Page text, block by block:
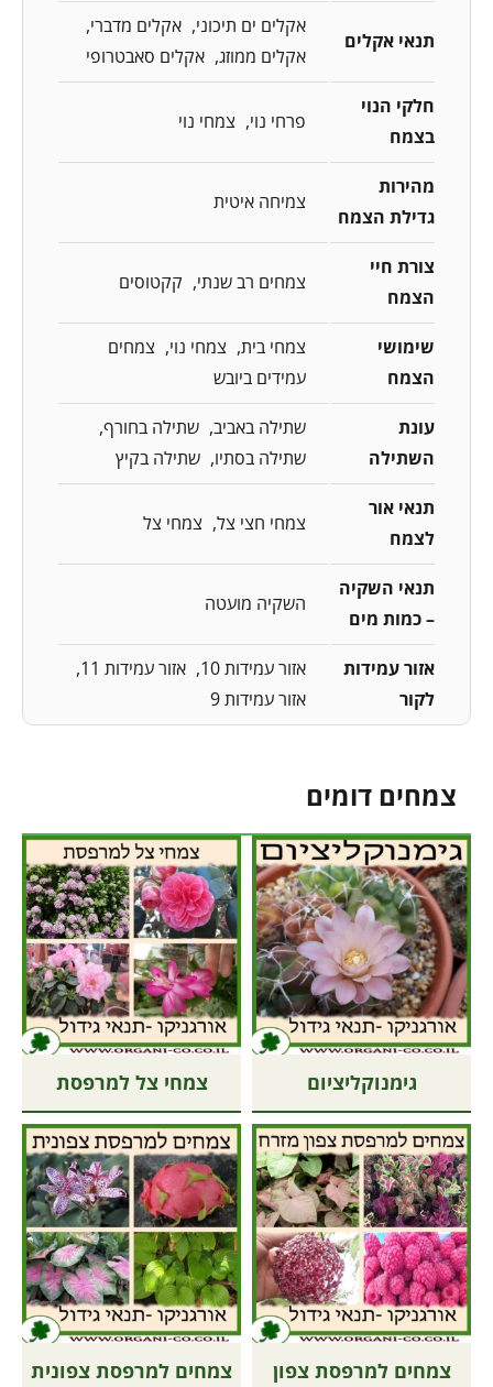
תנאי אקלים
אקלים ים תיכוני
אקלים מדברי
אקלים ממוזג אקלים סאבטרופי
חלקי הנוי
בצמח
פרחי נוי צמחי נוי
מהירות
גדילת הצמח
צמיחה איטית
צורת חיי
הצמח
צמחים רב שנתי קקטוסים
שימושי
הצמח
צמחי בית צמחי נוי
צמחים
עמידים ביובש
עונת
השתילה
שתילה באביב שתילה בחורף
שתילה בסתיו
שתילה בקיץ
תנאי אור
לצמח
צמחי חצי צל צמחי צל
תנאי השקיה
– כמות מים
השקיה מועטה
אזור עמידות
לקור
אזור עמידות 10
אזור עמידות 11
אזור עמידות 9
צמחים דומים
גימנוקליציום צמחי צל למרפסת
צמחים למרפסת צפון צמחים למרפסת צפונית